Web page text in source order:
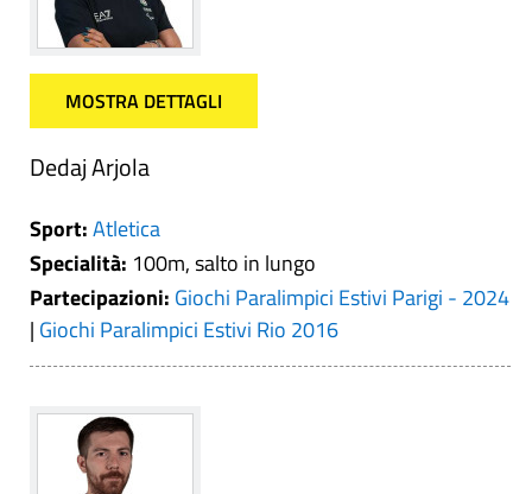
MOSTRA DETTAGLI
Dedaj Arjola
Sport:Atletica
Specialità: 100m, salto in lungo
Partecipazioni: Giochi Paralimpici Estivi Parigi - 2024
| Giochi Paralimpici Estivi Rio 2016